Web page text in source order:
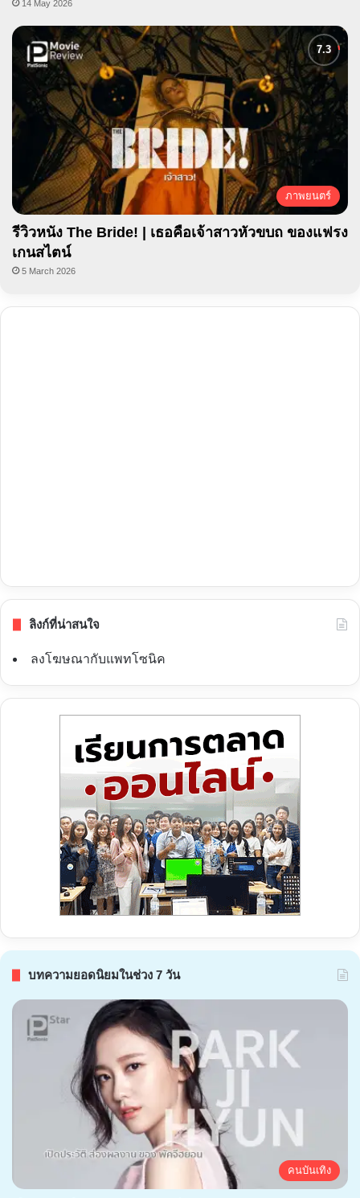
14 May 2026
ภาพยนตร์
รีวิวหนัง The Bride! | เธอคือเจ้าสาวหัวขบถ ของแฟรง
เกนสไตน์
5 March 2026
ลิงก์ที่น่าสนใจ
ลงโฆษณากับแพทโซนิค
บทความยอดนิยมในช่วง 7 วัน
คนบันเทิง